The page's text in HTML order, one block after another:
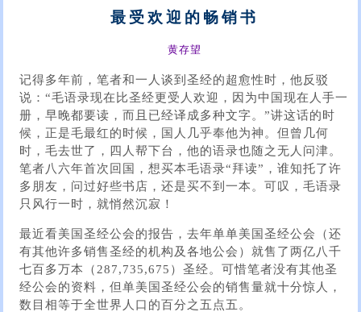
最受欢迎的畅销书
黄存望
记得多年前，笔者和一人谈到圣经的超愈性时，他反驳
说：“毛语录现在比圣经更受人欢迎，因为中国现在人手一
册，早晚都要读，而且已经译成多种文字。”讲这话的时
候，正是毛最红的时候，国人几乎奉他为神。但曾几何
时，毛去世了，四人帮下台，他的语录也随之无人问津。
笔者八六年首次回国，想买本毛语录“拜读”，谁知托了许
多朋友，问过好些书店，还是买不到一本。可叹，毛语录
只风行一时，就悄然沉寂！
最近看美国圣经公会的报告，去年单单美国圣经公会（还
有其他许多销售圣经的机构及各地公会）就售了两亿八千
七百多万本（287,735,675）圣经。可惜笔者没有其他圣
经公会的资料，但单美国圣经公会的销售量就十分惊人，
数目相等于全世界人口的百分之五点五。